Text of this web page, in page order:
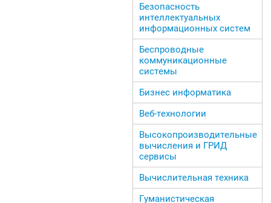
Безопасность
интеллектуальных
информационных систем
Беспроводные
коммуникационные
системы
Бизнес информатика
Веб-технологии
Высокопроизводительные
вычисления и ГРИД
сервисы
Вычислительная техника
Гуманистическая